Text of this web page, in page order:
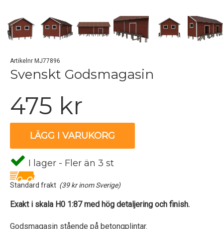
Artikelnr MJ77896
Svenskt Godsmagasin
475 kr
LÄGG I VARUKORG
I lager - Fler än 3 st
Standard frakt (39 kr inom Sverige)
Exakt i skala H0 1:87 med hög detaljering och finish.
Godsmagasin stående på betongplintar.